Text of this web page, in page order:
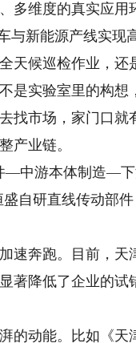
多维度的真实应用
新能源产线实现
天候巡检作业，
是实验室里的构想
市场，家门口就
产业链。
游本体制造—下
自研直线传动部
奔跑。目前，天
著降低了企业的
动能。比如《天